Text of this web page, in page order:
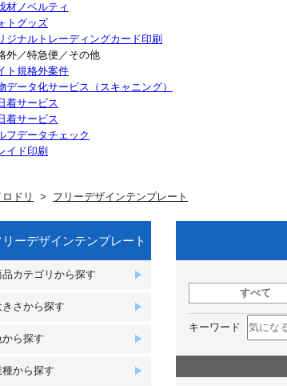
材ノベルティ
トグッズ
ジナルトレーディングカード印刷
外／特急便／その他
ト規格外案件
データ化サービス（スキャニング）
着サービス
着サービス
フデータチェック
イド印刷
ロドリ フリーデザインテンプレート
リーデザインテンプレート
品カテゴリから探す
きさから探す
から探す
種から探す
すべて
キーワード